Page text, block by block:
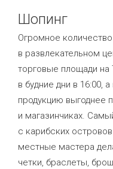
Шопинг
Огромное
в развлекательном
торговые площади на
в будние дни в 16:00,
продукцию выгоднее
и магазинчиках.
с карибских
местные мастера
четки, браслеты,